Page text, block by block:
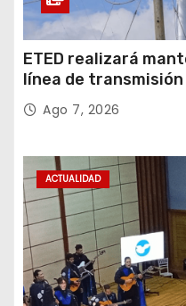
ETED realizará
línea de
Ago 7, 2026
ACTUALIDAD